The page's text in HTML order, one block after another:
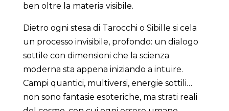
ben oltre la materia visibile.
Dietro ogni stesa di Tarocchi o Sibille si cela
un processo invisibile, profondo: un dialogo
sottile con dimensioni che la scienza
moderna sta appena iniziando a intuire.
Campi quantici, multiversi, energie sottili…
non sono fantasie esoteriche, ma strati reali